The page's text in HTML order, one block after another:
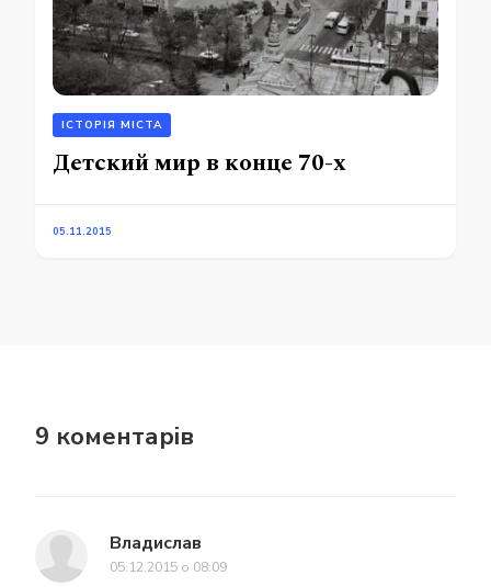
ІСТОРІЯ МІСТА
Детский мир в конце 70-х
05.11.2015
9 коментарів
Владислав
05.12.2015 о 08:09